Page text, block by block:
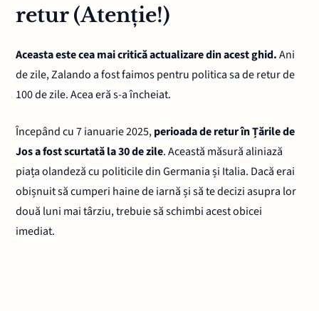
retur (Atenție!)
Aceasta este cea mai critică actualizare din acest ghid.Ani
de zile, Zalando a fost faimos pentru politica sa de retur de
100 de zile. Acea eră s-a încheiat.
Începând cu 7 ianuarie 2025,perioada de retur în Țările de
Jos a fost scurtată la 30 de zile. Această măsură aliniază
piața olandeză cu politicile din Germania și Italia. Dacă erai
obișnuit să cumperi haine de iarnă și să te decizi asupra lor
două luni mai târziu, trebuie să schimbi acest obicei
imediat.